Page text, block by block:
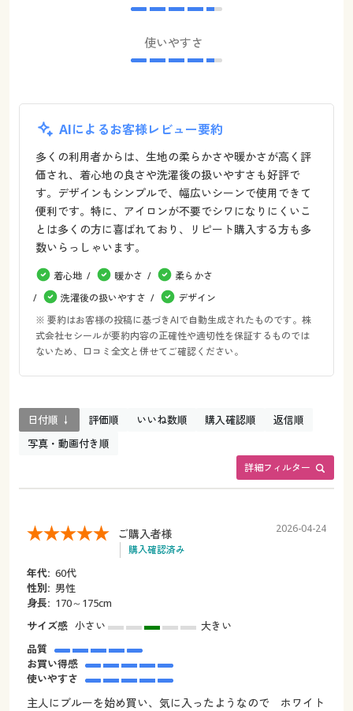
使いやすさ
AIによるお客様レビュー要約
多くの利用者からは、生地の柔らかさや暖かさが高く評
価され、着心地の良さや洗濯後の扱いやすさも好評で
す。デザインもシンプルで、幅広いシーンで使用できて
便利です。特に、アイロンが不要でシワになりにくいこ
とは多くの方に喜ばれており、リピート購入する方も多
数いらっしゃいます。
着心地 暖かさ
柔らかさ
洗濯後の扱いやすさ
デザイン
※ 要約はお客様の投稿に基づきAIで自動生成されたものです。株
式会社セシールが要約内容の正確性や適切性を保証するものでは
ないため、口コミ全文と併せてご確認ください。
詳細フィルター
日付順 ↓ 評価順 いいね数順 購入確認順
返信順
写真・動画付き順
ご購入者様
購入確認済み
2026-04-24
年代: 60代
性別: 男性
身長: 170～175cm
サイズ感 小さい
大きい
品質
お買い得感
使いやすさ
主人にブルーを始め買い、気に入ったようなので ホワイト